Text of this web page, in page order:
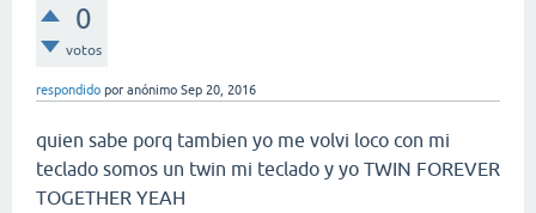
0
votos
respondido por anónimo Sep 20, 2016
quien sabe porq tambien yo me volvi loco con mi
teclado somos un twin mi teclado y yo TWIN FOREVER
TOGETHER YEAH